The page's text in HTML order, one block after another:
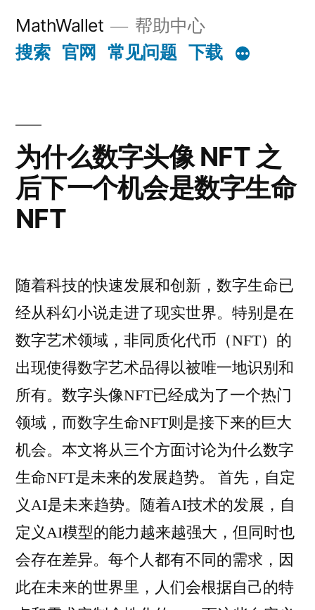
content
MathWallet 帮助中心
搜索 官网 常见问题 下载
为什么数字头像 NFT 之
后下一个机会是数字生命
NFT
随着科技的快速发展和创新，数字生命已
经从科幻小说走进了现实世界。特别是在
数字艺术领域，非同质化代币（NFT）的
出现使得数字艺术品得以被唯一地识别和
所有。数字头像NFT已经成为了一个热门
领域，而数字生命NFT则是接下来的巨大
机会。本文将从三个方面讨论为什么数字
生命NFT是未来的发展趋势。 首先，自定
义AI是未来趋势。随着AI技术的发展，自
定义AI模型的能力越来越强大，但同时也
会存在差异。每个人都有不同的需求，因
此在未来的世界里，人们会根据自己的特